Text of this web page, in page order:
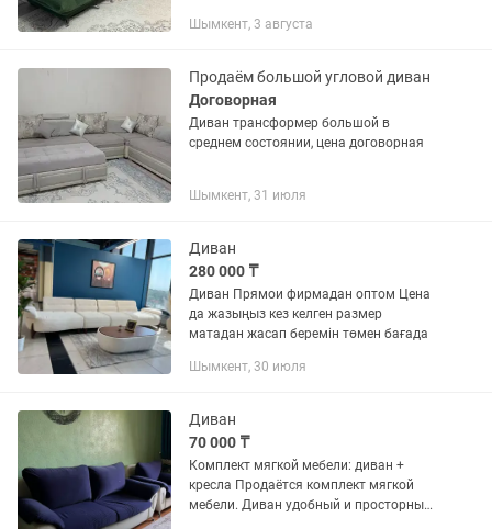
комплекте идут подушки. При желании
Шымкент, 3 августа
Продаём большой угловой диван
Договорная
Диван трансформер большой в
среднем состоянии, цена договорная
Шымкент, 31 июля
Диван
280 000 ₸
Диван Прямои фирмадан оптом Цена
да жазыңыз кез келген размер
матадан жасап беремін төмен бағада
Шымкент, 30 июля
Диван
70 000 ₸
Комплект мягкой мебели: диван +
кресла Продаётся комплект мягкой
мебели. Диван удобный и просторный,